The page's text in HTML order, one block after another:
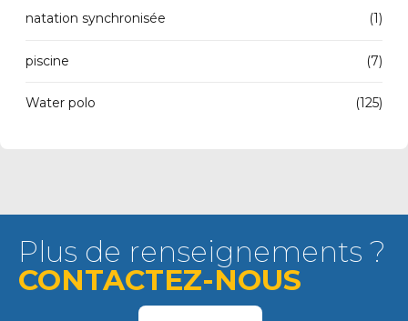
natation synchronisée (1)
piscine (7)
Water polo (125)
Plus de renseignements ?
CONTACTEZ-NOUS